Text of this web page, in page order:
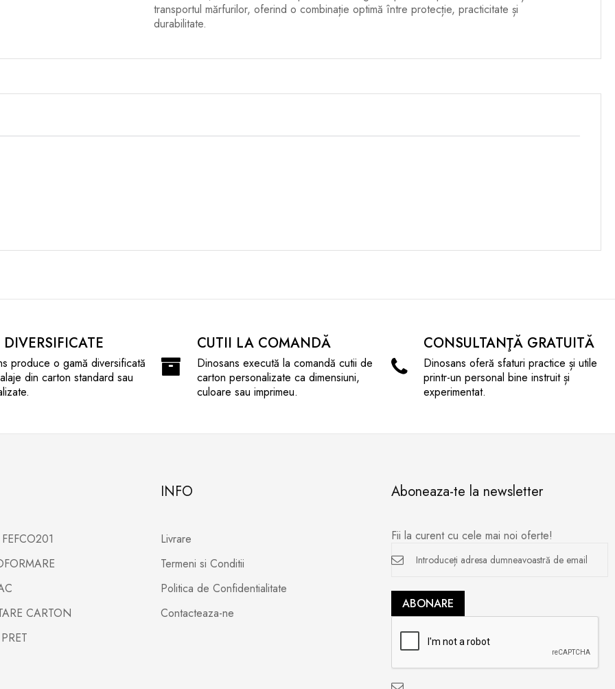
transportul mărfurilor, oferind o combinație optimă între protecție, practicitate și
durabilitate.
produce o gamă diversificată
din carton standard sau
CUTII LA COMANDĂ
Dinosans execută la comandă cutii de
carton personalizate ca dimensiuni,
culoare sau imprimeu.
CONSULTANŢĂ GRATUITĂ
Dinosans oferă sfaturi practice și utile
printr-un personal bine instruit și
experimentat.
CARTON
INFO
Livrare
Termeni si Conditii
Politica de Confidentialitate
Contacteaza-ne
Aboneaza-te la newsletter
Fii la curent cu cele mai noi oferte!
vă
ABONARE